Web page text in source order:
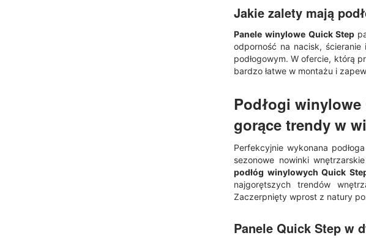
Jakie zalety mają
Panele winylowe Quick Step
odporność na nacisk,
podłogowym. W ofercie, którą
bardzo łatwe w montażu i
Podłogi
gorące trendy w
Perfekcyjnie wykonana
sezonowe nowinki
podłóg winylowych Quick
najgorętszych trendów
Zaczerpnięty wprost z natury
Panele Quick Step w